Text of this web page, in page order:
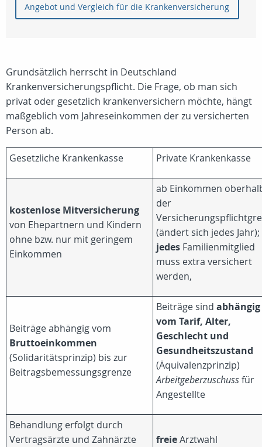
Angebot und Vergleich für die Krankenversicherung
Grundsätzlich herrscht in Deutschland
Krankenversicherungspflicht. Die Frage, ob man sich
privat oder gesetzlich krankenversichern möchte, hängt
maßgeblich vom Jahreseinkommen der zu versicherten
Person ab.
Gesetzliche Krankenkasse Private Krankenkasse
kostenlose Mitversicherung
von Ehepartnern und Kindern
ohne bzw. nur mit geringem
Einkommen
ab Einkommen
der
(ändert sich jedes Jahr);
jedes Familienmitglied
muss extra versichert
werden,
Beiträge abhängig vom
Bruttoeinkommen
(Solidaritätsprinzip) bis zur
Beitragsbemessungsgrenze
Beiträge sind abhängig
vom Tarif, Alter,
Geschlecht und
Gesundheitszustand
(Äquivalenzprinzip)
Arbeitgeberzuschussfür
Angestellte
Behandlung erfolgt durch
Vertragsärzte und Zahnärzte
freieArztwahl